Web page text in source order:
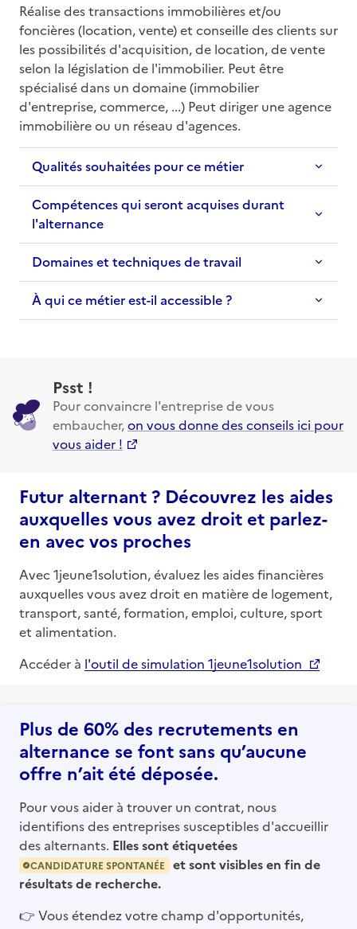
Réalise des transactions immobilières et/ou
foncières (location, vente) et conseille des clients sur
les possibilités d'acquisition, de location, de vente
selon la législation de l'immobilier. Peut être
spécialisé dans un domaine (immobilier
d'entreprise, commerce, ...) Peut diriger une agence
immobilière ou un réseau d'agences.
Qualités souhaitées pour ce métier
Compétences qui seront acquises durant
l'alternance
Domaines et techniques de travail
À qui ce métier est-il accessible ?
Psst !
Pour convaincre l'entreprise de vous
embaucher,on vous donne des conseils ici pour
vous aider !
Futur alternant ? Découvrez les aides
auxquelles vous avez droit et parlez-
en avec vos proches
Avec 1jeune1solution, évaluez les aides financières
auxquelles vous avez droit en matière de logement,
transport, santé, formation, emploi, culture, sport
et alimentation.
Accéder à l'outil de simulation 1jeune1solution
Plus de 60% des recrutements en
alternance se font sans qu’aucune
offre n’ait été déposée.
Pour vous aider à trouver un contrat, nous
identifions des entreprises susceptibles d'accueillir
des alternants. Elles sont étiquetées
CANDIDATURE SPONTANÉE
et sont visibles en fin de
résultats de recherche.
👉 Vous étendez votre champ d'opportunités,